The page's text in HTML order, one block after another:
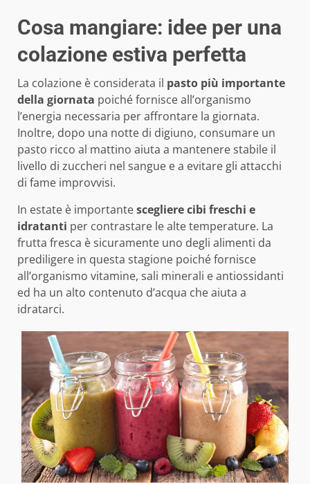
Cosa mangiare: idee per una
colazione estiva perfetta
La colazione è considerata il pasto più importante
della giornata poiché fornisce all’organismo
l’energia necessaria per affrontare la giornata.
Inoltre, dopo una notte di digiuno, consumare un
pasto ricco al mattino aiuta a mantenere stabile il
livello di zuccheri nel sangue e a evitare gli attacchi
di fame improvvisi.
In estate è importantescegliere cibi freschi e
idratanti per contrastare le alte temperature. La
frutta fresca è sicuramente uno degli alimenti da
prediligere in questa stagione poiché fornisce
all’organismo vitamine, sali minerali e antiossidanti
ed ha un alto contenuto d’acqua che aiuta a
idratarci.